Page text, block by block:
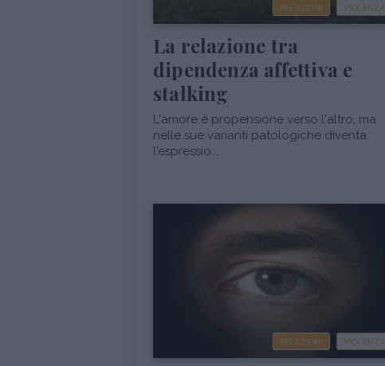
RELAZIONI VIOLENZA
La relazione tra
dipendenza affettiva e
stalking
L'amore è propensione verso l'altro, ma
nelle sue varianti patologiche diventa
l'espressio...
RELAZIONI VIOLENZA